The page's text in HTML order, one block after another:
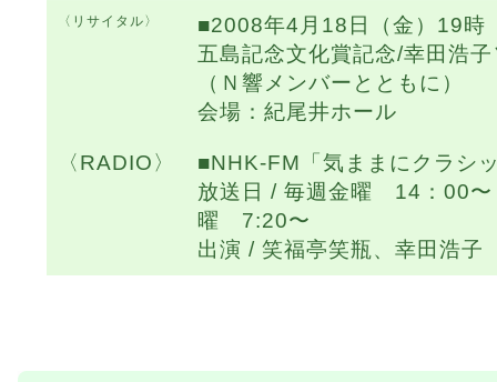
〈リサイタル〉
■2008年4月18日（金）19時
五島記念文化賞記念/幸田浩
（Ｎ響メンバーとともに）
会場：紀尾井ホール
〈RADIO〉
■NHK-FM「気ままにクラシ
放送日 / 毎週金曜 14：00
曜 7:20〜
出演 / 笑福亭笑瓶、幸田浩子